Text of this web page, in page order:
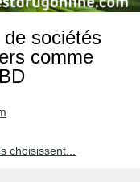
sociétés
comme
choisissent...